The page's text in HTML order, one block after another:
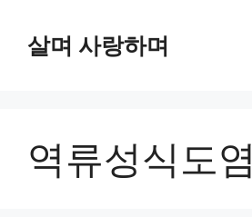
살며 사랑하며
역류성식도염